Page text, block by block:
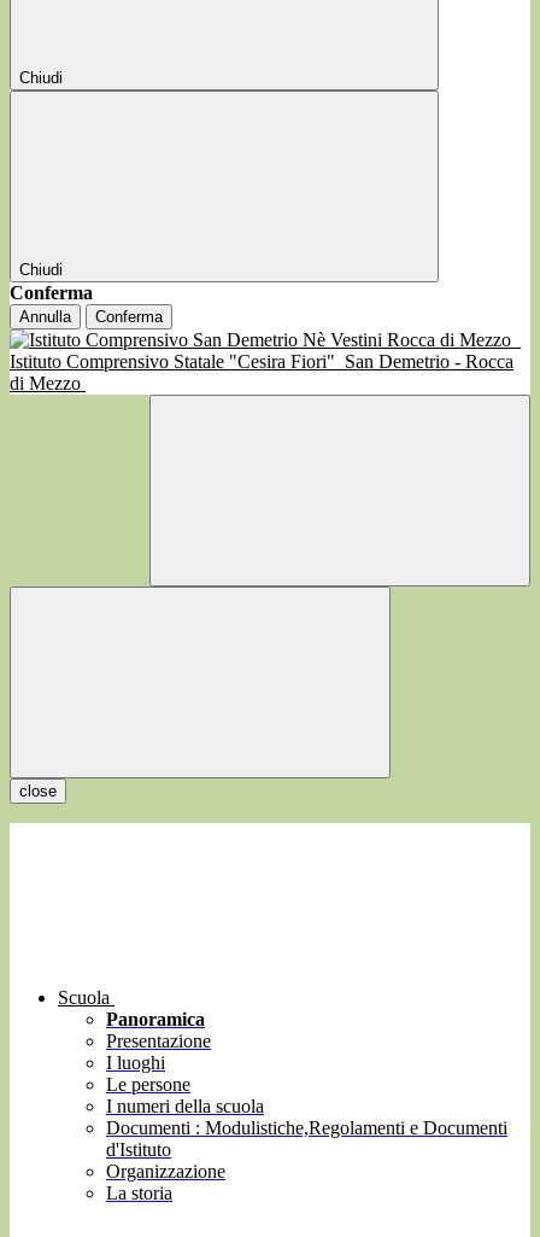
Chiudi
Chiudi
Conferma
Annulla Conferma
Istituto Comprensivo Statale "Cesira Fiori" San Demetrio - Rocca
di Mezzo
close
Scuola
Panoramica
Presentazione
I luoghi
Le persone
I numeri della scuola
Documenti : Modulistiche,Regolamenti e Documenti
d'Istituto
Organizzazione
La storia